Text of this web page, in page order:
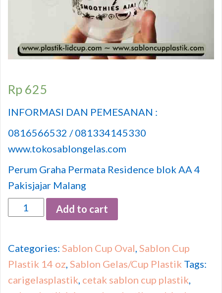
Rp 625
INFORMASI DAN PEMESANAN :
0816566532 / 081334145330
www.tokosablongelas.com
Perum Graha Permata Residence blok AA 4
Pakisjajar Malang
Quantity
Add to cart
Categories: Sablon Cup Oval Sablon Cup
Plastik 14 oz Sablon Gelas/Cup Plastik Tags:
carigelasplastik cetak sablon cup plastik